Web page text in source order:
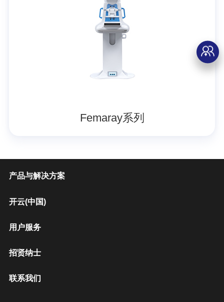
Femaray系列
产品与解决方案
开云(中国)
用户服务
招贤纳士
联系我们